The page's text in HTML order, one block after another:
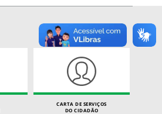
CARTA DE SERVIÇOS
DO CIDADÃO